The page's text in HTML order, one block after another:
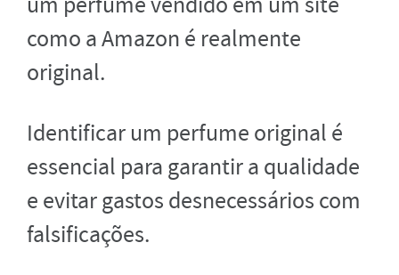
como a Amazon é realmente
original.
Identificar um perfume original é
essencial para garantir a qualidade
e evitar gastos desnecessários com
falsificações.